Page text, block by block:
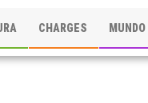
CHARGES MUNDO